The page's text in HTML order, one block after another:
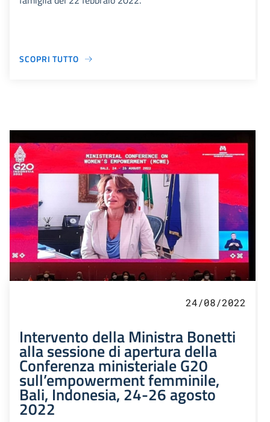
SCOPRI TUTTO
24/08/2022
Intervento della Ministra Bonetti
alla sessione di apertura della
Conferenza ministeriale G20
sull’empowerment femminile,
Bali, Indonesia, 24-26 agosto
2022